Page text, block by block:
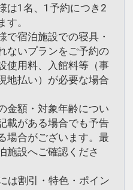
は1名、1予約につき2
す。
で宿泊施設での寝具・
ないプランをご予約の
使用料、入館料等（事
地払い）が必要な場合
金額・対象年齢につい
載がある場合でも予告
場合がございます。最
施設へご確認くださ
は割引・特色・ポイン